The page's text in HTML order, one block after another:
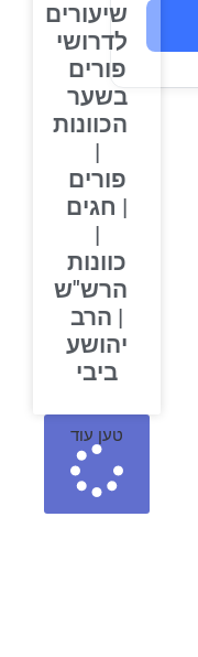
שיעורים
לדרושי
פורים
בשער
הכוונות
פורים
| חגים
כוונות
הרש"ש
| הרב
יהושע
ביבי
טען עוד